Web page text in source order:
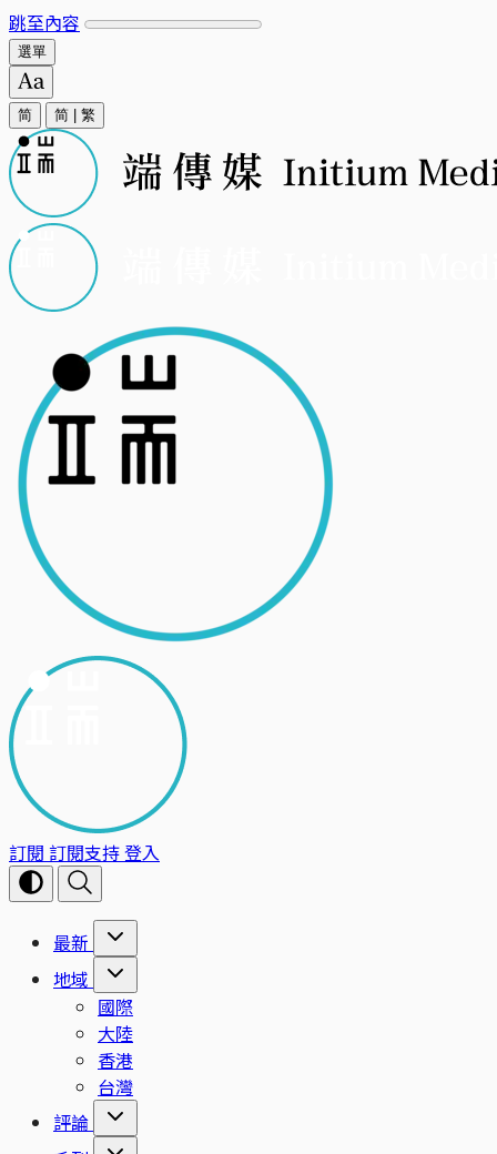
跳至內容
選單
简 简 繁
訂閱 訂閱支持登入
最新
地域
國際
大陸
香港
台灣
評論